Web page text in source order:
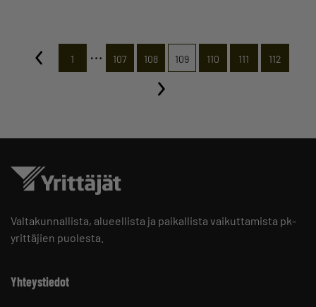
1 … 107 108 109 110 111 112
Valtakunnallista, alueellista ja paikallista vaikuttamista pk-
yrittäjien puolesta.
Yhteystiedot